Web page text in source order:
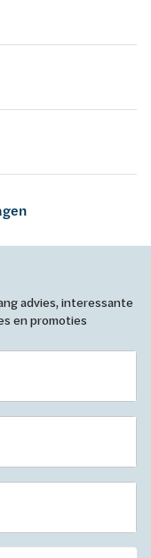
advies, interessante
en promoties